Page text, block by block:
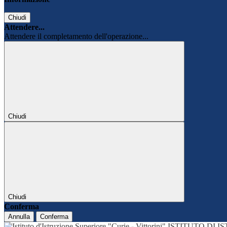
Chiudi
Attendere...
Attendere il completamento dell'operazione...
Chiudi
Chiudi
Conferma
Annulla Conferma